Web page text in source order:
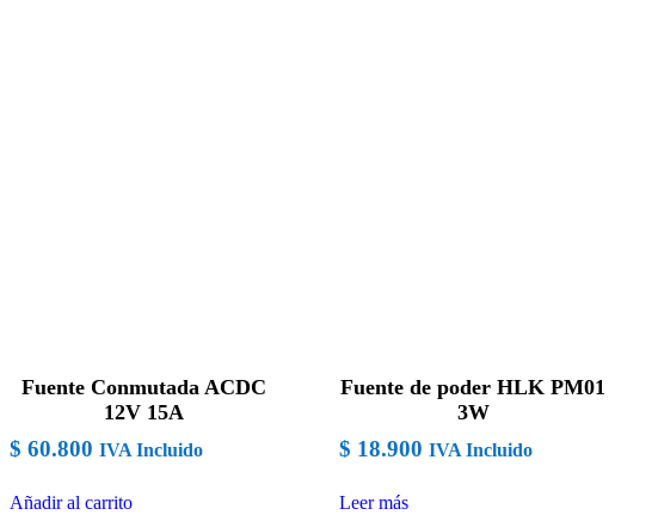
Fuente Conmutada ACDC
12V 15A
$ 60.800 IVA Incluido
Añadir al carrito
Fuente de poder HLK PM01
3W
$ 18.900 IVA Incluido
Leer más